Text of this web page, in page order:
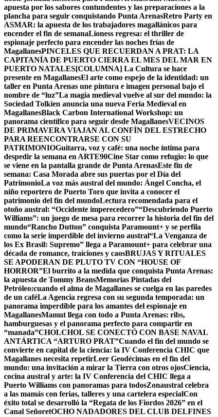
apuesta por los sabores contundentes y las preparaciones a la
plancha para seguir conquistando Punta ArenasRetro Party en
ASMAR: la apuesta de los trabajadores magallánicos para
encender el fin de semanaLioness regresa: el thriller de
espionaje perfecto para encender las noches frías de
MagallanesPINCELES QUE RECUERDAN A PRAT: LA
CAPITANÍA DE PUERTO CIERRA EL MES DEL MAR EN
PUERTO NATALES[COLUMNA] La Cultura se hace
presente en MagallanesEl arte como espejo de la identidad: un
taller en Punta Arenas une pintura e imagen personal bajo el
nombre de “luz”La magia medieval vuelve al sur del mundo: la
Sociedad Tolkien anuncia una nueva Feria Medieval en
MagallanesBlack Carbon International Workshop: un
panorama científico para seguir desde MagallanesVECINOS
DE PRIMAVERA VIAJAN AL CONFÍN DEL ESTRECHO
PARA REENCONTRARSE CON SU
PATRIMONIOGuitarra, voz y café: una noche íntima para
despedir la semana en ARTE90Cine Star como refugio: lo que
se viene en la pantalla grande de Punta ArenasEste fin de
semana: Casa Morada abre sus puertas por el Día del
PatrimonioLa voz más austral del mundo: Ángel Concha, el
niño reportero de Puerto Toro que invita a conocer el
patrimonio del fin del mundoLectura recomendada para el
otoño austral: “Occidente imperecedero”“Descubriendo Puerto
Williams”: un juego de mesa para recorrer la historia del fin del
mundo“Rancho Dutton” conquista Paramount+ y se perfila
como la serie imperdible del invierno austral“La Venganza de
los Ex Brasil: Supremo” llega a Paramount+ para celebrar una
década de romance, traiciones y caosBRUJAS Y RITUALES
SE APODERAN DE PLUTO TV CON “HOUSE OF
HORROR”El burrito a la medida que conquista Punta Arenas:
la apuesta de Tommy BeansMemorias Pintadas del
Petróleo:cuando el alma de Magallanes se cuelga en las paredes
de un caféLa Agencia regresa con su segunda temporada: un
panorama imperdible para los amantes del espionaje en
MagallanesMamut llega con todo a Punta Arenas: ribs,
hamburguesas y el panorama perfecto para compartir en
“manada”CHOLCHOL SE CONECTÓ CON BASE NAVAL
ANTÁRTICA “ARTURO PRAT”Cuando el fin del mundo se
convierte en capital de la ciencia: la IV Conferencia CHIC que
Magallanes necesita repetirLeer Geodécimas en el fin del
mundo: una invitación a mirar la Tierra con otros ojosCiencia,
cocina austral y arte: la IV Conferencia del CHIC llega a
Puerto Williams con panoramas para todosZonaustral celebra
a las mamás con ferias, talleres y una cartelera especialCon
éxito total se desarrolló la “Regata de los Fiordos 2026” en el
Canal SeñoretOCHO NADADORES DEL CLUB DELFINES